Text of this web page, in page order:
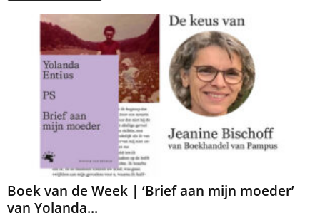
Boek van de Week | ‘Brief aan mijn moeder’
van Yolanda...